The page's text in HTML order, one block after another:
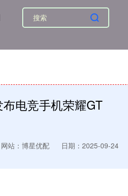
电竞手机荣耀GT
网站：博星优配
日期：2025-09-24